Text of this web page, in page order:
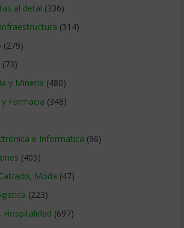
al detal (336)
(314)
(279)
(73)
y Mineria (480)
Farmacia (348)
e Informatica (96)
(405)
Moda (47)
(223)
Hospitalidad (697)